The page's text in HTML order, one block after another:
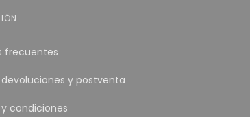
frecuentes
y postventa
condiciones